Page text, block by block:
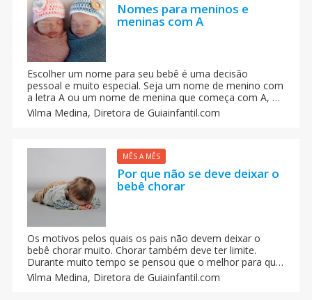
Nomes para meninos e
meninas com A
Escolher um nome para seu bebê é uma decisão
pessoal e muito especial. Seja um nome de menino com
a letra A ou um nome de menina que começa com A, o
importante é que esse nome represente algo positivo
para você e seu filho ou filha.
Vilma Medina, Diretora de Guiainfantil.com
MÊS A MÊS
Por que não se deve deixar o
bebê chorar
Os motivos pelos quais os pais não devem deixar o
bebê chorar muito. Chorar também deve ter limite.
Durante muito tempo se pensou que o melhor para que
o bebê aprenda a lição é deixar que chore, não atendê-
lo no momento da ‘birra’. Um estudo nos alerta sobre
Vilma Medina, Diretora de Guiainfantil.com